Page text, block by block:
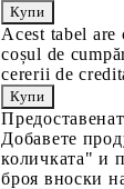
Acest tabel
coșul de
cererii de
Добавете
количката" и
броя вноски